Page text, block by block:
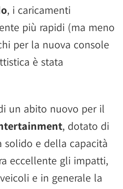
, i caricamenti
più rapidi (ma meno
per la nuova console
è stata
un abito nuovo per il
, dotato di
e della capacità
eccellente gli impatti,
e in generale la